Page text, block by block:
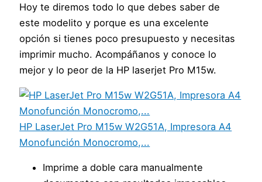
Hoy te diremos todo lo que debes saber de
este modelito y porque es una excelente
opción si tienes poco presupuesto y necesitas
imprimir mucho. Acompáñanos y conoce lo
mejor y lo peor de la HP laserjet Pro M15w.
HP LaserJet Pro M15w W2G51A, Impresora A4
Monofunción Monocromo,...
Imprime a doble cara manualmente